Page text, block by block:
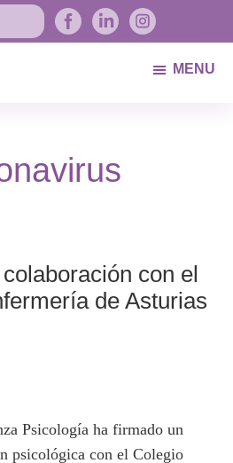
MENU
con el
de Asturias
Psicología ha firmado un
psicológica con el Colegio